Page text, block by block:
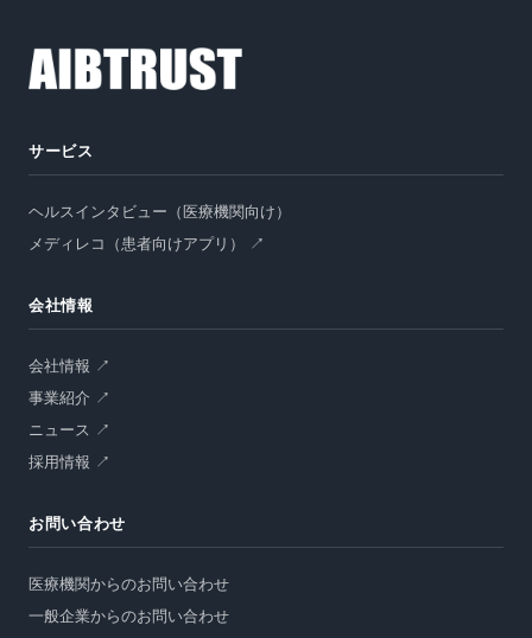
サービス
ヘルスインタビュー（医療機関向け）
メディレコ（患者向けアプリ） ↗
会社情報
会社情報 ↗
事業紹介 ↗
ニュース ↗
採用情報 ↗
お問い合わせ
医療機関からのお問い合わせ
一般企業からのお問い合わせ